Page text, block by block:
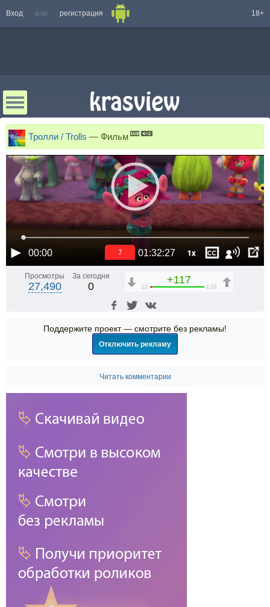
Вход или регистрация 18+
Тролли / Trolls — Фильм
00:00 01:32:27 1x
7
Просмотры
27,490
За сегодня
0
+117
12 129
Поддержите проект — смотрите без рекламы!
Отключить рекламу
Читать комментарии